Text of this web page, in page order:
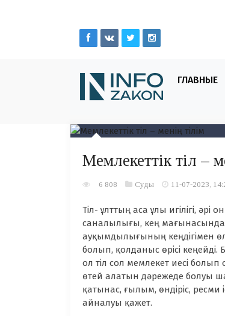
ГЛАВНЫЕ
Мемлекеттік тіл –
6 808 Суды 11-07-2023,
Тіл- ұлттың аса ұлы игілігі, әрі
саналылығы, кең мағынасында
ауқымдылығының кеңдігімен
болып, қолданыс өрісі кеңейді.
ол тіл сол мемлекет иесі
өтей алатын дәрежеде болуы
қатынас, ғылым, өндіріс, ресми
айналуы қажет.